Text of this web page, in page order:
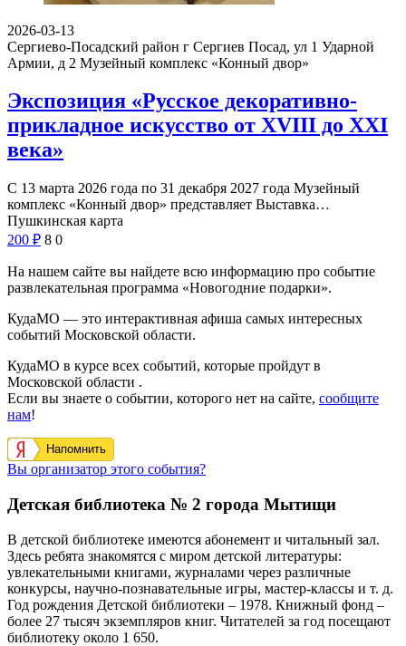
2026-03-13
Сергиево-Посадский район г Сергиев Посад, ул 1 Ударной
Армии, д 2 Музейный комплекс «Конный двор»
Экспозиция «Русское декоративно-
прикладное искусство от XVIII до XXI
века»
С 13 марта 2026 года по 31 декабря 2027 года Музейный
комплекс «Конный двор» представляет Выставка…
Пушкинская карта
200 ₽ 8 0
На нашем сайте вы найдете всю информацию про событие
развлекательная программа «Новогодние подарки».
КудаМО — это интерактивная афиша самых интересных
событий Московской области.
КудаМО в курсе всех событий, которые пройдут в
Московской области .
Если вы знаете о событии, которого нет на сайте, сообщите
нам!
Напомнить
Вы организатор этого события?
Детская библиотека № 2 города Мытищи
В детской библиотеке имеются абонемент и читальный зал.
Здесь ребята знакомятся с миром детской литературы:
увлекательными книгами, журналами через различные
конкурсы, научно-познавательные игры, мастер-классы и т. д.
Год рождения Детской библиотеки – 1978. Книжный фонд –
более 27 тысяч экземпляров книг. Читателей за год посещают
библиотеку около 1 650.